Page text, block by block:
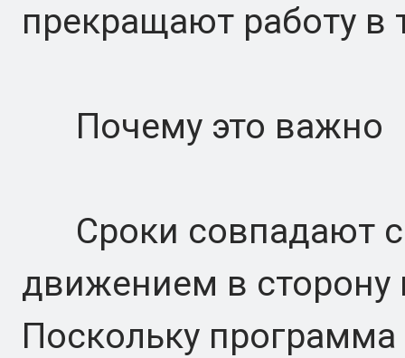
прекращают работу в
Почему это важно
Сроки совпадают
движением в
Поскольку